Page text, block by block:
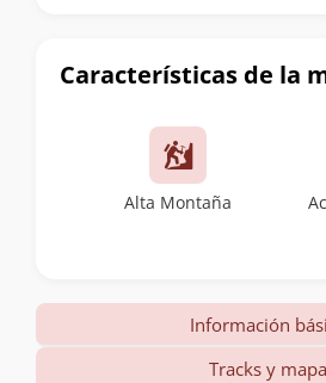
Características de la
Alta Montaña
Información
Tracks y mapa